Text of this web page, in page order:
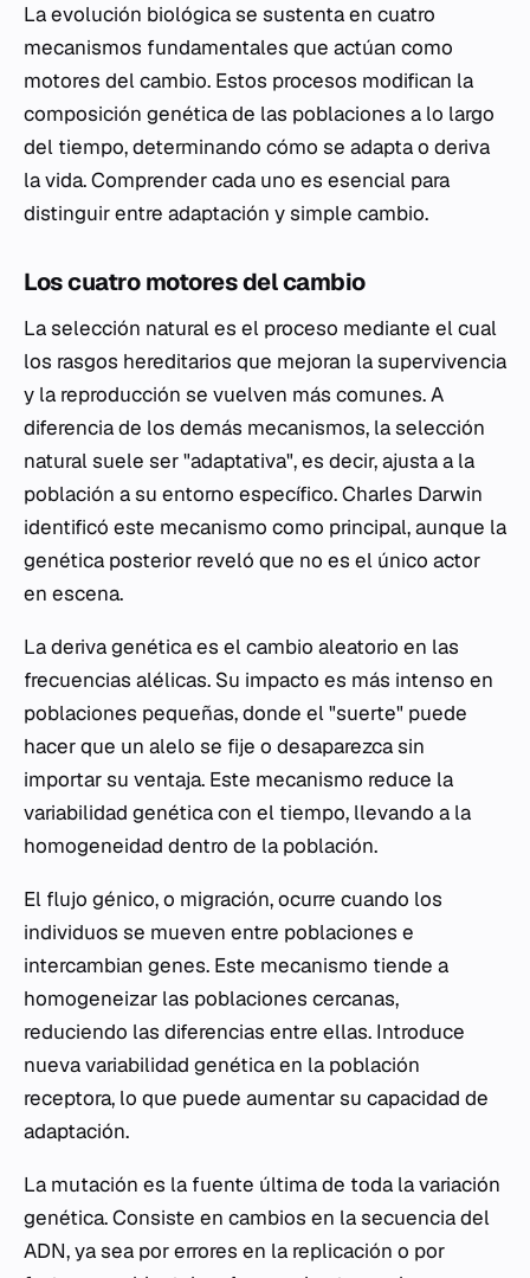
La evolución biológica se sustenta en cuatro
mecanismos fundamentales que actúan como
motores del cambio. Estos procesos modifican la
composición genética de las poblaciones a lo largo
del tiempo, determinando cómo se adapta o deriva
la vida. Comprender cada uno es esencial para
distinguir entre adaptación y simple cambio.
Los cuatro motores del cambio
La selección natural es el proceso mediante el cual
los rasgos hereditarios que mejoran la supervivencia
y la reproducción se vuelven más comunes. A
diferencia de los demás mecanismos, la selección
natural suele ser "adaptativa", es decir, ajusta a la
población a su entorno específico. Charles Darwin
identificó este mecanismo como principal, aunque la
genética posterior reveló que no es el único actor
en escena.
La deriva genética es el cambio aleatorio en las
frecuencias alélicas. Su impacto es más intenso en
poblaciones pequeñas, donde el "suerte" puede
hacer que un alelo se fije o desaparezca sin
importar su ventaja. Este mecanismo reduce la
variabilidad genética con el tiempo, llevando a la
homogeneidad dentro de la población.
El flujo génico, o migración, ocurre cuando los
individuos se mueven entre poblaciones e
intercambian genes. Este mecanismo tiende a
homogeneizar las poblaciones cercanas,
reduciendo las diferencias entre ellas. Introduce
nueva variabilidad genética en la población
receptora, lo que puede aumentar su capacidad de
adaptación.
La mutación es la fuente última de toda la variación
genética. Consiste en cambios en la secuencia del
ADN, ya sea por errores en la replicación o por